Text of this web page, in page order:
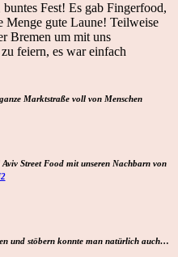
Fest! Es gab Fingerfood,
Menge gute Laune! Teilweise
Bremen um mit uns
feiern, es war einfach
Marktstraße voll von Menschen
Aviv Street Food mit unseren Nachbarn von
und stöbern konnte man natürlich auch…